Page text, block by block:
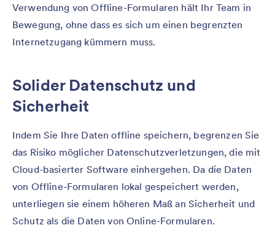
Verwendung von Offline-Formularen hält Ihr Team in
Bewegung, ohne dass es sich um einen begrenzten
Internetzugang kümmern muss.
Solider Datenschutz und
Sicherheit
Indem Sie Ihre Daten offline speichern, begrenzen Sie
das Risiko möglicher Datenschutzverletzungen, die mit
Cloud-basierter Software einhergehen. Da die Daten
von Offline-Formularen lokal gespeichert werden,
unterliegen sie einem höheren Maß an Sicherheit und
Schutz als die Daten von Online-Formularen.